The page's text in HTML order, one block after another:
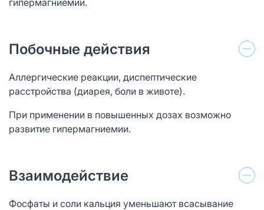
Побочные действия
Аллергические реакции, диспептические
расстройства (диарея, боли в животе).
При применении в повышенных дозах возможно
развитие гипермагниемии.
Взаимодействие
Фосфаты и соли кальция уменьшают всасывание